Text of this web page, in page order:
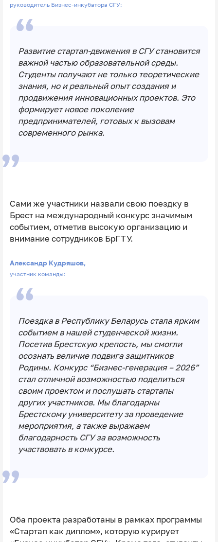
руководитель Бизнес-инкубатора СГУ:
Развитие стартап-движения в СГУ становится
важной частью образовательной среды.
Студенты получают не только теоретические
знания, но и реальный опыт создания и
продвижения инновационных проектов. Это
формирует новое поколение
предпринимателей, готовых к вызовам
современного рынка.
Сами же участники назвали свою поездку в
Брест на международный конкурс значимым
событием, отметив высокую организацию и
внимание сотрудников БрГТУ.
Александр Кудряшов,
участник команды:
Поездка в Республику Беларусь стала ярким
событием в нашей студенческой жизни.
Посетив Брестскую крепость, мы смогли
осознать величие подвига защитников
Родины. Конкурс “Бизнес-генерация – 2026”
стал отличной возможностью поделиться
своим проектом и послушать стартапы
других участников. Мы благодарны
Брестскому университету за проведение
мероприятия, а также выражаем
благодарность СГУ за возможность
участвовать в конкурсе.
Оба проекта разработаны в рамках программы
«Стартап как диплом», которую курирует